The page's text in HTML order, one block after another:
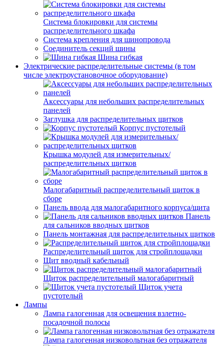
Система блокировки для системы
распределительного шкафа
Система крепления для шинопровода
Соединитель секций шины
Шина гибкая
Электрические распределительные системы (в том
числе электроустановочное оборудование)
Аксессуары для небольших распределительных
панелей
Заглушка для распределительных щитков
Корпус пустотелый
Крышка модулей для измерительных/
распределительных щитков
Малогабаритный распределительный щиток в
сборе
Панель ввода для малогабаритного корпуса/щита
Панель
для сальников вводных щитков
Панель монтажная для распределительных щитков
Распределительный щиток для стройплощадки
Щит вводный кабельный
Щиток распределительный малогабаритный
Щиток учета
пустотелый
Лампы
Лампа галогенная для освещения взлетно-
посадочной полосы
Лампа галогенная низковольтная без отражателя